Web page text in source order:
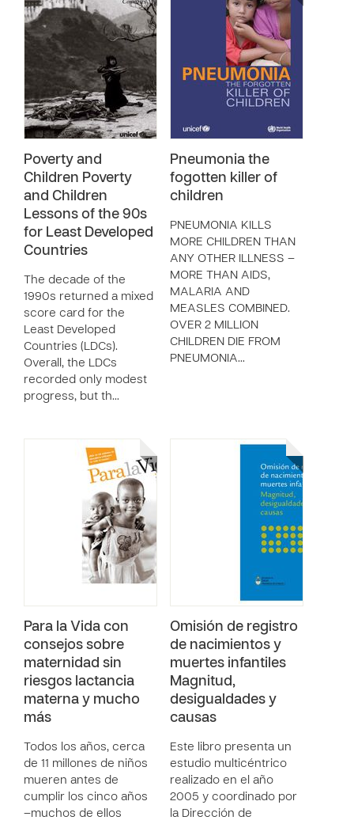
Poverty and
Children Poverty
and Children
Lessons of the 90s
for Least Developed
Countries
The decade of the
1990s returned a mixed
score card for the
Least Developed
Countries (LDCs).
Overall, the LDCs
recorded only modest
progress, but th…
Pneumonia the
fogotten killer of
children
PNEUMONIA KILLS
MORE CHILDREN THAN
ANY OTHER ILLNESS –
MORE THAN AIDS,
MALARIA AND
MEASLES COMBINED.
OVER 2 MILLION
CHILDREN DIE FROM
PNEUMONIA…
Para la Vida con
consejos sobre
maternidad sin
riesgos lactancia
materna y mucho
más
Todos los años, cerca
de 11 millones de niños
mueren antes de
cumplir los cinco años
–muchos de ellos
Omisión de registro
de nacimientos y
muertes infantiles
Magnitud,
desigualdades y
causas
Este libro presenta un
estudio multicéntrico
realizado en el año
2005 y coordinado por
la Dirección de